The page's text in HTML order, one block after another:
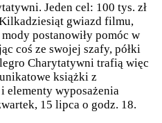
Jeden cel: 100 tys. zł
gwiazd filmu,
postanowiły pomóc w
coś ze swojej szafy, półki
Charytatywni trafią więc
książki z
elementy wyposażenia
15 lipca o godz. 18.